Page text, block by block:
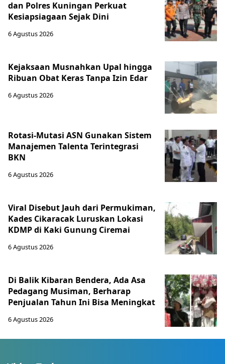
dan Polres Kuningan Perkuat
Kesiapsiagaan Sejak Dini
6 Agustus 2026
Kejaksaan Musnahkan Upal hingga
Ribuan Obat Keras Tanpa Izin Edar
6 Agustus 2026
Rotasi-Mutasi ASN Gunakan Sistem
Manajemen Talenta Terintegrasi
BKN
6 Agustus 2026
Viral Disebut Jauh dari Permukiman,
Kades Cikaracak Luruskan Lokasi
KDMP di Kaki Gunung Ciremai
6 Agustus 2026
Di Balik Kibaran Bendera, Ada Asa
Pedagang Musiman, Berharap
Penjualan Tahun Ini Bisa Meningkat
6 Agustus 2026